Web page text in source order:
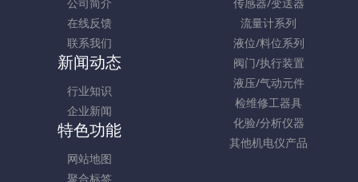
在线反馈
联系我们
流量计系列
液位/料位系列
阀门/执行装置
液压/气动元件
检维修工器具
化验/分析仪器
其他机电仪产品
新闻动态
行业知识
企业新闻
特色功能
网站地图
聚合标签